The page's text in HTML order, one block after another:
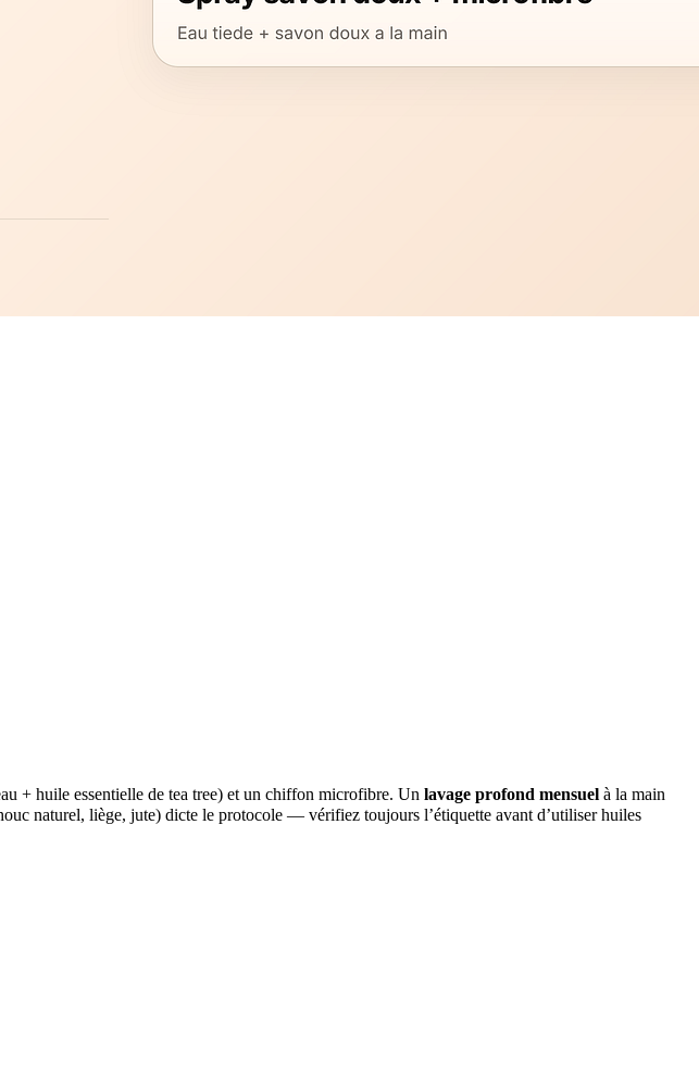
+ huile essentielle de tea tree) et un chiffon microfibre. Un lavage profond mensuel à la main
naturel, liège, jute) dicte le protocole — vérifiez toujours l’étiquette avant d’utiliser huiles